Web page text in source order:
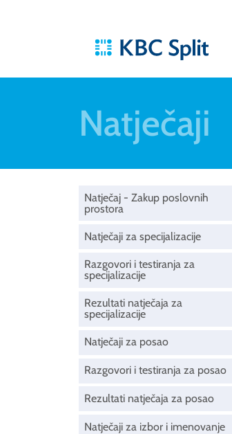
Natječaji
Natječaj - Zakup poslovnih
prostora
Natječaji za specijalizacije
Razgovori i testiranja za
specijalizacije
Rezultati natječaja za
specijalizacije
Natječaji za posao
Razgovori i testiranja za posao
Rezultati natječaja za posao
Natječaji za izbor i imenovanje